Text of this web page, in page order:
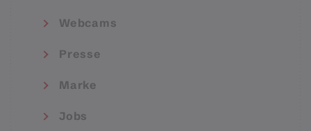
Webcams
Presse
Marke
Jobs